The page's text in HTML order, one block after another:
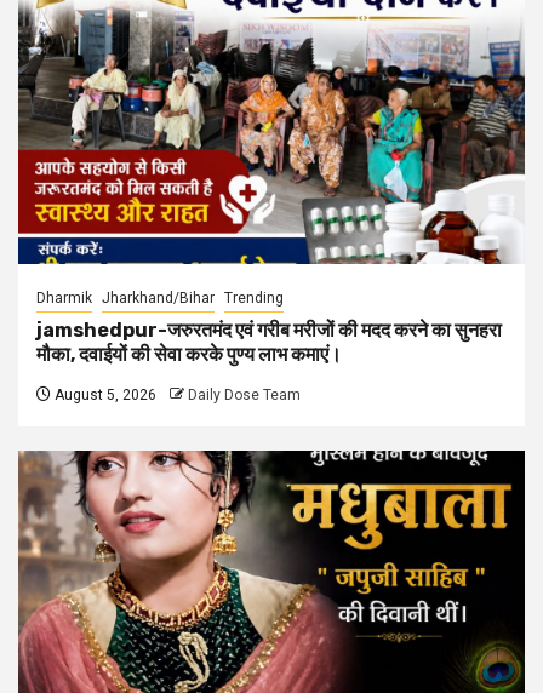
Dharmik Jharkhand/Bihar Trending
jamshedpur-जरुरतमंद एवं गरीब मरीजों की मदद करने का सुनहरा
मौका, दवाईयों की सेवा करके पुण्य लाभ कमाएं।
August 5, 2026 Daily Dose Team